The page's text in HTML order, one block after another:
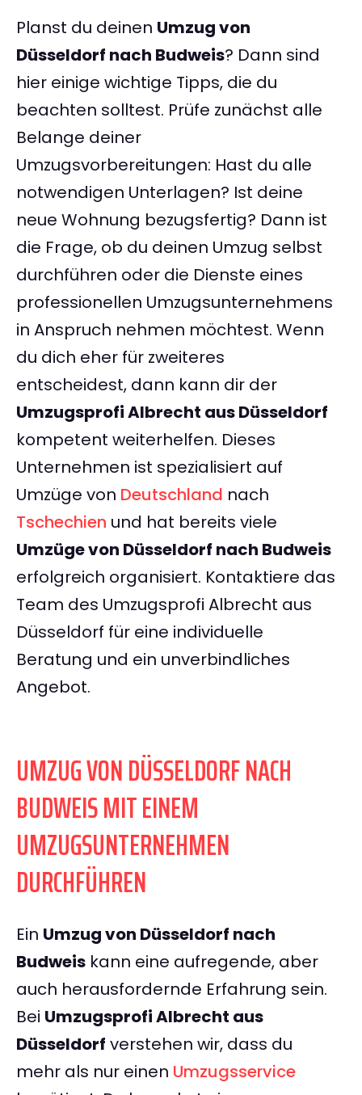
Planst du deinen Umzug von
Düsseldorf nach Budweis? Dann sind
hier einige wichtige Tipps, die du
beachten solltest. Prüfe zunächst alle
Belange deiner
Umzugsvorbereitungen: Hast du alle
notwendigen Unterlagen? Ist deine
neue Wohnung bezugsfertig? Dann ist
die Frage, ob du deinen Umzug selbst
durchführen oder die Dienste eines
professionellen Umzugsunternehmens
in Anspruch nehmen möchtest. Wenn
du dich eher für zweiteres
entscheidest, dann kann dir der
Umzugsprofi Albrecht aus Düsseldorf
kompetent weiterhelfen. Dieses
Unternehmen ist spezialisiert auf
Umzüge von Deutschland nach
Tschechien und hat bereits viele
Umzüge von Düsseldorf nach Budweis
erfolgreich organisiert. Kontaktiere das
Team des Umzugsprofi Albrecht aus
Düsseldorf für eine individuelle
Beratung und ein unverbindliches
Angebot.
UMZUG VON DÜSSELDORF NACH
BUDWEIS MIT EINEM
UMZUGSUNTERNEHMEN
DURCHFÜHREN
Ein Umzug von Düsseldorf nach
Budweis kann eine aufregende, aber
auch herausfordernde Erfahrung sein.
Bei Umzugsprofi Albrecht aus
Düsseldorf verstehen wir, dass du
mehr als nur einen Umzugsservice